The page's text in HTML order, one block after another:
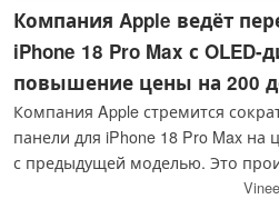
Компания Apple ведёт
iPhone 18 Pro Max с
повышение цены на 200
Компания Apple стремится
панели для iPhone 18 Pro Max
с предыдущей моделью. Это
ожиданий, что модель Pro Max